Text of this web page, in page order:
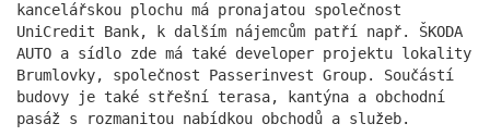
Píše o nás Forbes
13.11.2025
kancelářskou plochu má pronajatou společnost
UniCredit Bank, k dalším nájemcům patří např. ŠKODA
AUTO a sídlo zde má také developer projektu lokality
Brumlovky, společnost Passerinvest Group. Součástí
budovy je také střešní terasa, kantýna a obchodní
pasáž s rozmanitou nabídkou obchodů a služeb.